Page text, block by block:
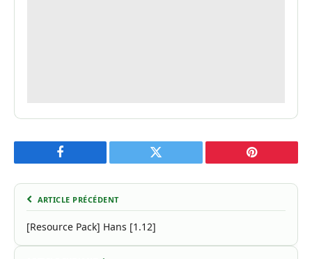
Facebook Twitter Pinterest
ARTICLE PRÉCÉDENT
[Resource Pack] Hans [1.12]